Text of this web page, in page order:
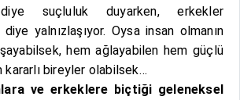
diye suçluluk duyarken, erkekler
yalnızlaşıyor. Oysa insan olmanın
hem ağlayabilen hem güçlü
bireyler olabilsek…
ve erkeklere biçtiği geleneksel